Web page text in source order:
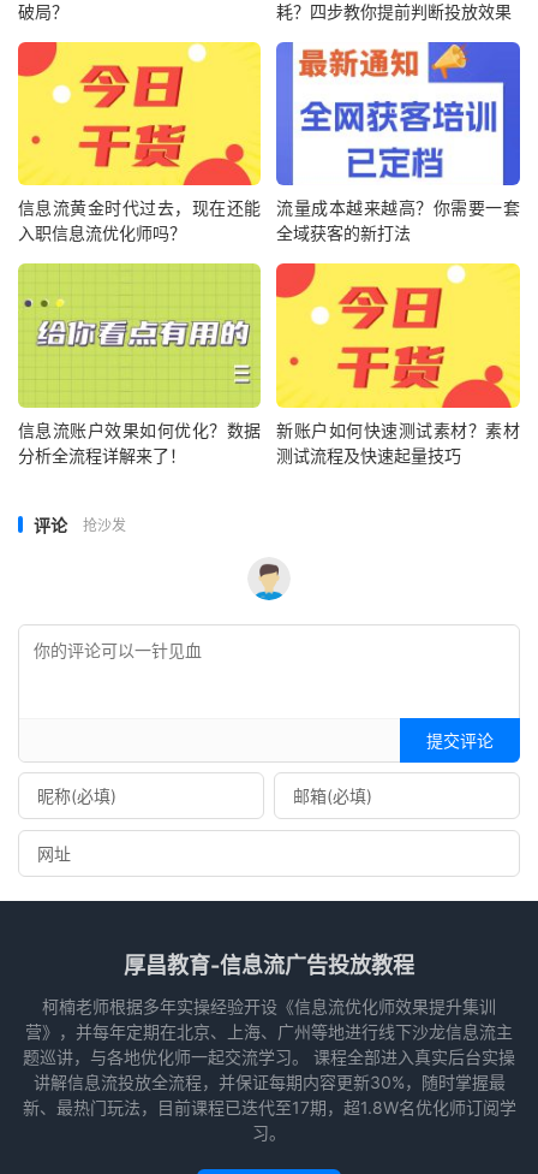
破局？
耗？四步教你提前判断投放效果
信息流黄金时代过去，现在还能
入职信息流优化师吗？
流量成本越来越高？你需要一套
全域获客的新打法
信息流账户效果如何优化？数据
分析全流程详解来了！
新账户如何快速测试素材？素材
测试流程及快速起量技巧
评论 抢沙发
提交评论
厚昌教育-信息流广告投放教程
柯楠老师根据多年实操经验开设《信息流优化师效果提升集训
营》，并每年定期在北京、上海、广州等地进行线下沙龙信息流主
题巡讲，与各地优化师一起交流学习。 课程全部进入真实后台实操
讲解信息流投放全流程，并保证每期内容更新30%，随时掌握最
新、最热门玩法，目前课程已迭代至17期，超1.8W名优化师订阅学
习。